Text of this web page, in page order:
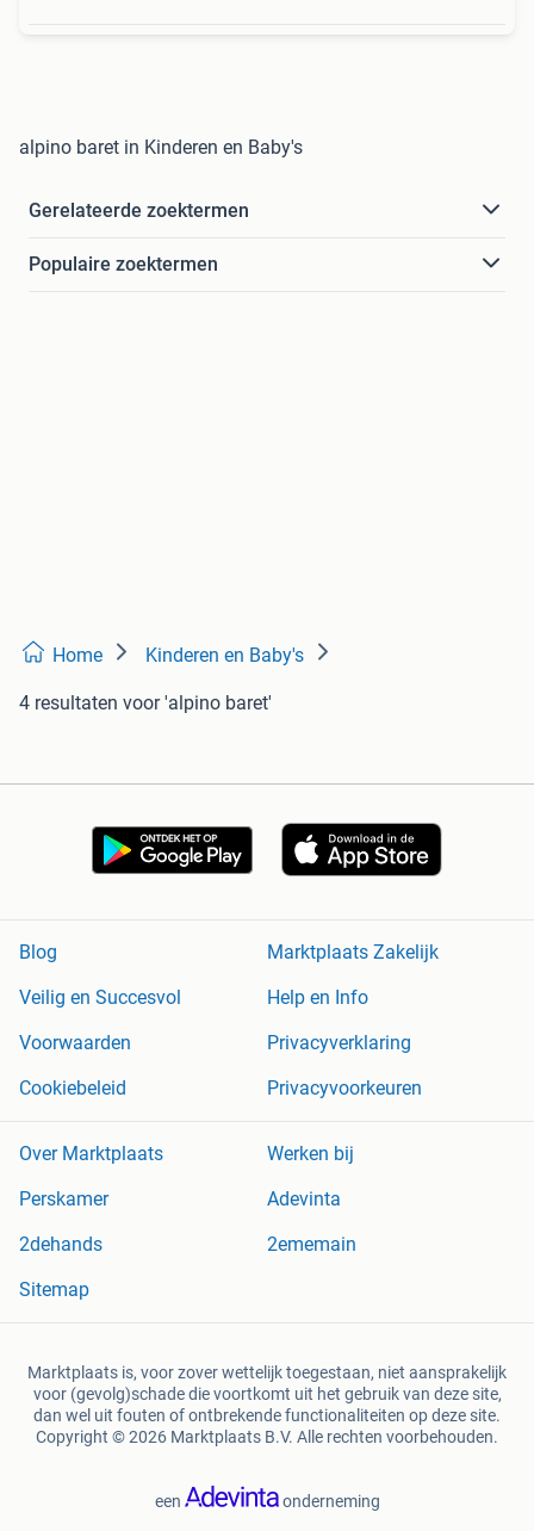
alpino baret in Kinderen en Baby's
Gerelateerde zoektermen
Populaire zoektermen
Home Kinderen en Baby's
4 resultaten voor 'alpino baret'
Blog
Marktplaats Zakelijk
Veilig en Succesvol
Help en Info
Voorwaarden
Privacyverklaring
Cookiebeleid
Privacyvoorkeuren
Over Marktplaats
Werken bij
Perskamer
Adevinta
2dehands
2ememain
Sitemap
Marktplaats is, voor zover wettelijk toegestaan, niet aansprakelijk
voor (gevolg)schade die voortkomt uit het gebruik van deze site,
dan wel uit fouten of ontbrekende functionaliteiten op deze site.
Copyright © 2026 Marktplaats B.V. Alle rechten voorbehouden.
een onderneming